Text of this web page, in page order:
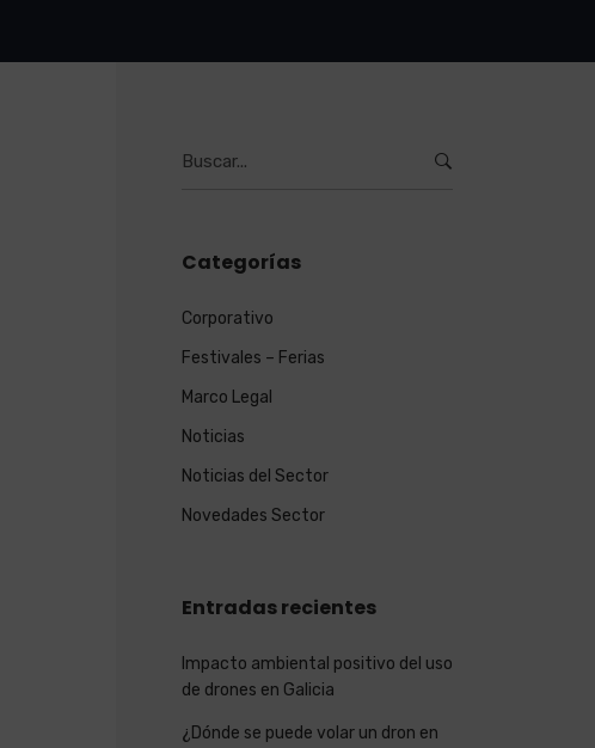
Categorías
Corporativo
Festivales – Ferias
Marco Legal
Noticias
Noticias del Sector
Novedades Sector
Entradas recientes
Impacto ambiental positivo del uso
de drones en Galicia
¿Dónde se puede volar un dron en